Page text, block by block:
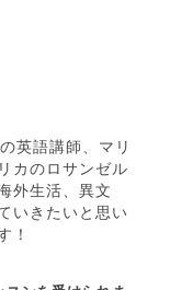
英語講師、マリ
カのロサンゼル
外生活、異文
いきたいと思い
！